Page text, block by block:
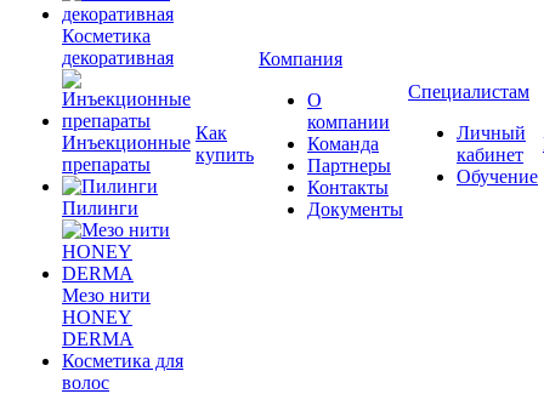
Косметика
декоративная
Инъекционные
препараты
Пилинги
Мезо нити
HONEY
DERMA
Косметика для
волос
Как
купить
Компания
О
компании
Команда
Партнеры
Контакты
Документы
Специалистам
Личный
кабинет
Обучение